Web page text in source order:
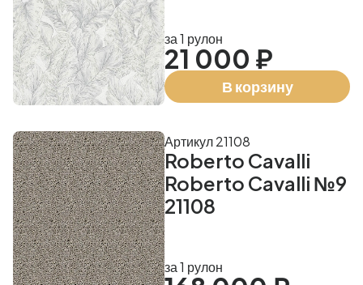
за 1 рулон
21 000 ₽
В корзину
Roberto Cavalli
Roberto Cavalli №9
21108
Артикул 21108
за 1 рулон